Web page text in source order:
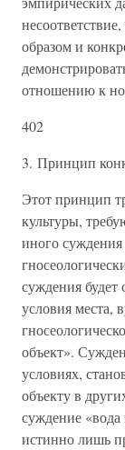
образом и
отношению к
402
3. Принцип
Этот принцип
культуры,
иного
суждения будет
условия места,
объект».
условиях,
объекту в
суждение
истинно лишь